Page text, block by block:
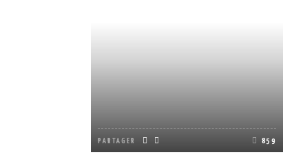
PARTAGER 859